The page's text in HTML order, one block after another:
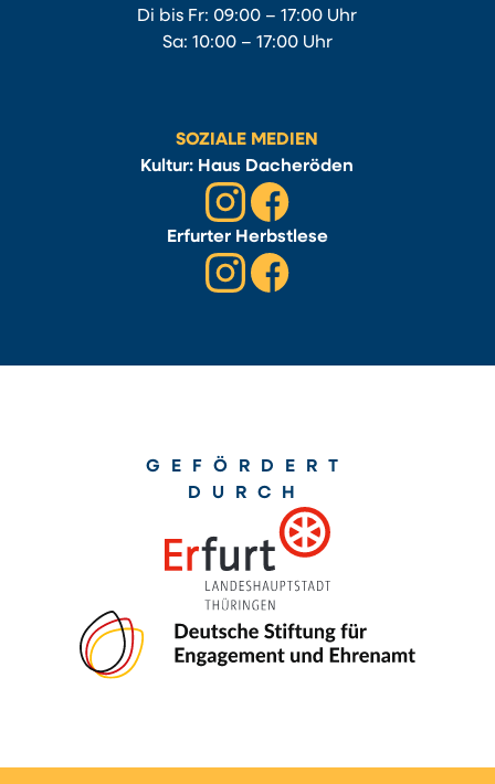
Di bis Fr: 09:00 – 17:00 Uhr
Sa: 10:00 – 17:00 Uhr
SOZIALE MEDIEN
Kultur: Haus Dacheröden
Erfurter Herbstlese
GEFÖRDERT
DURCH